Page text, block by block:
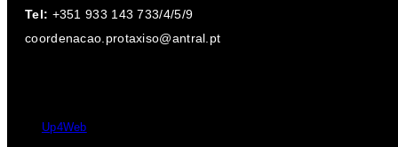
Tel: +351 933 143 733/4/5/9
coordenacao.protaxiso@antral.pt
Up4Web